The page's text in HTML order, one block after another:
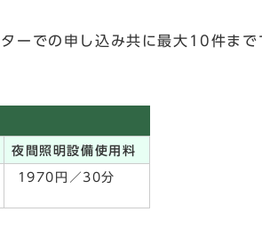
ーでの申し込み共に最大10件まで
夜間照明設備使用料
1970円／30分